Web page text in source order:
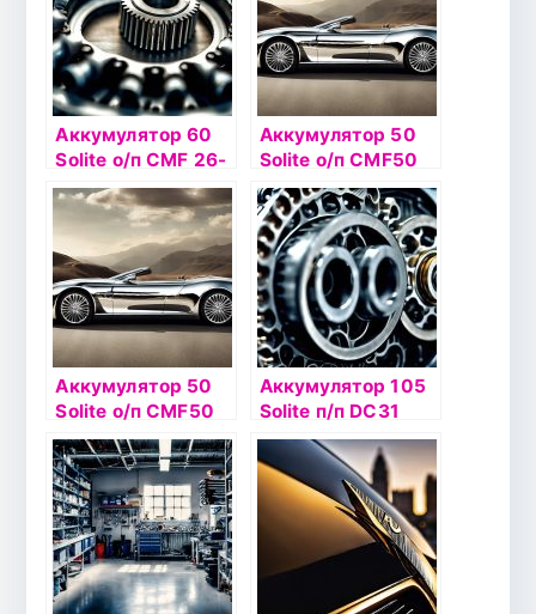
Аккумулятор 60
Solite о/п CMF 26-
550
Аккумулятор 50
Solite о/п CMF50
AL
Аккумулятор 50
Solite о/п CMF50
AL
Аккумулятор 105
Solite п/п DC31